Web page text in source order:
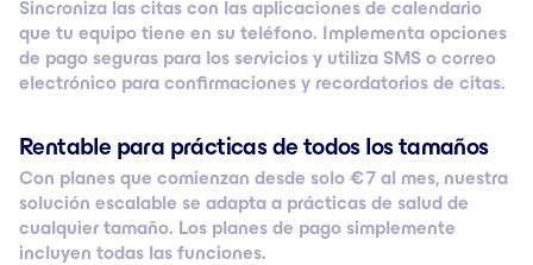
Sincroniza las citas con las aplicaciones de calendario
que tu equipo tiene en su teléfono. Implementa opciones
de pago seguras para los servicios y utiliza SMS o correo
electrónico para confirmaciones y recordatorios de citas.
Rentable para prácticas de todos los tamaños
Con planes que comienzan desde solo € 7 al mes, nuestra
solución escalable se adapta a prácticas de salud de
cualquier tamaño. Los planes de pago simplemente
incluyen todas las funciones.